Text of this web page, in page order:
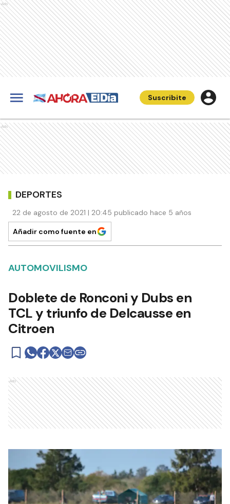
Ads
Suscribite
Ads
DEPORTES
22 de agosto de 2021 | 20:45 publicado hace 5 años
Añadir como fuente en
AUTOMOVILISMO
Doblete de Ronconi y Dubs en
TCL y triunfo de Delcausse en
Citroen
Ads